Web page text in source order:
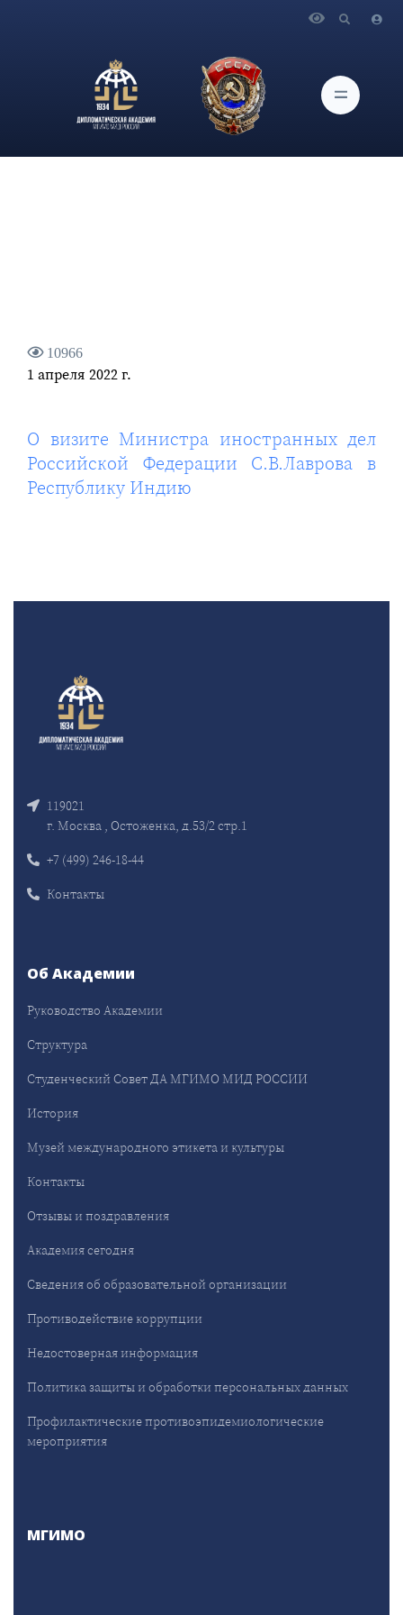
Федерации С.В.Лаврова в Республику Индию
10966
1 апреля 2022 г.
О визите Министра иностранных дел
Российской Федерации С.В.Лаврова в
Республику Индию
119021
г. Москва , Остоженка, д.53/2 стр.1
+7 (499) 246-18-44
Контакты
Об Академии
Руководство Академии
Структура
Студенческий Совет ДА МГИМО МИД РОССИИ
История
Музей международного этикета и культуры
Контакты
Отзывы и поздравления
Академия сегодня
Сведения об образовательной организации
Противодействие коррупции
Недостоверная информация
Политика защиты и обработки персональных данных
Профилактические противоэпидемиологические
мероприятия
МГИМО